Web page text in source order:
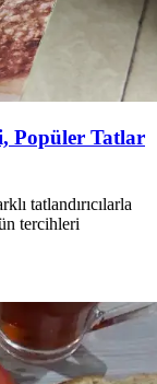
Popüler Tatlar
tatlandırıcılarla
tercihleri